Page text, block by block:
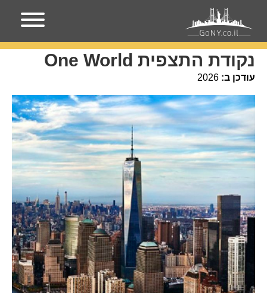
עמוד הבית אירועים בניו-יורק
נקודת התצפית One World
עודכן ב: 2026